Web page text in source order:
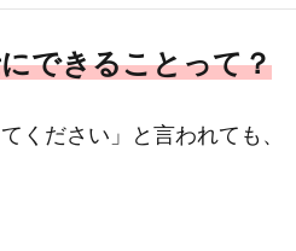
できることって？
てください」と言われても